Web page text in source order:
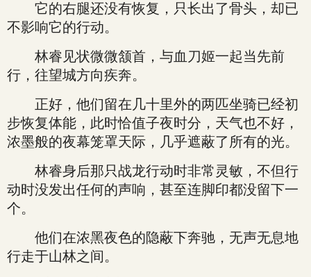
它的右腿还没有恢复，只长出了骨头，却已
不影响它的行动。
林睿见状微微颔首，与血刀姬一起当先前
行，往望城方向疾奔。
正好，他们留在几十里外的两匹坐骑已经初
步恢复体能，此时恰值子夜时分，天气也不好，
浓墨般的夜幕笼罩天际，几乎遮蔽了所有的光。
林睿身后那只战龙行动时非常灵敏，不但行
动时没发出任何的声响，甚至连脚印都没留下一
个。
他们在浓黑夜色的隐蔽下奔驰，无声无息地
行走于山林之间。